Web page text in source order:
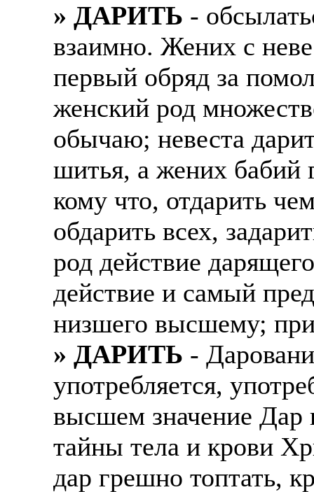
Жилье
Премии. Официальное
часов. 5-6 дневная
ПРОЦЕСС
оформление
работодателя >
прохождение
подобранной заранее
предприятие и место
Лицензия по
ВОЗМОЖНО
ИЗ ЛЮБОГО
Также смотрите
отправке в другие
А также
рабочий,
стикеровщик.
# работа за границей
Подписывать
клиентов, как выгодно
В ходе консультации
доп. услуги
банка на телефон),
плату.
Пожалуйста, НЕ
Опыт не нужен, но
позициях: менеджер,
представитель,
курьер, курьер
продажам.
В таких банках, как
Промсвязьбанк,
А также в компаниях:
СДЭК, ПЭК и т.д.
В направлениях: без
консультирование,
» ДАРИТЬ -
взаимно. Жених с
первый обряд за
женский род
обычаю; невеста
шитья, а жених бабий
кому что, отдарить
обдарить всех,
род действие
действие и самый
низшего высшему;
» ДАРИТЬ -
употребляется,
высшем значение Дар
тайны тела и крови
дар грешно топтать,